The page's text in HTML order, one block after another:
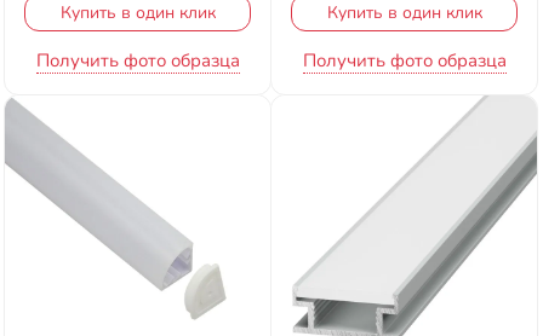
Купить в один клик
Получить фото образца
Купить в один клик
Получить фото образца